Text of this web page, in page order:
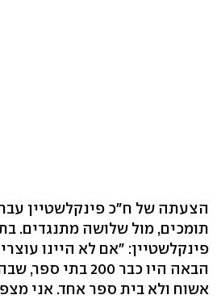
הצעתה של ח"כ פינקלשטיין
תומכים, מול שלושה מתנגדים.
פינקלשטיין: "אם לא היינו
הבאה היו כבר 200
אשוח ולא בית ספר אחד. אני